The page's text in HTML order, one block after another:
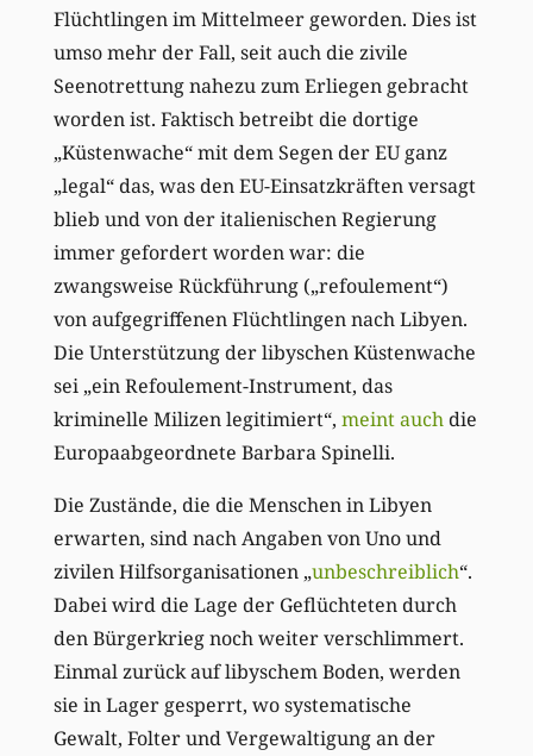
Flüchtlingen im Mittelmeer geworden. Dies ist
umso mehr der Fall, seit auch die zivile
Seenotrettung nahezu zum Erliegen gebracht
worden ist. Faktisch betreibt die dortige
„Küstenwache“ mit dem Segen der EU ganz
„legal“ das, was den EU-Einsatzkräften versagt
blieb und von der italienischen Regierung
immer gefordert worden war: die
zwangsweise Rückführung („refoulement“)
von aufgegriffenen Flüchtlingen nach Libyen.
Die Unterstützung der libyschen Küstenwache
sei „ein Refoulement-Instrument, das
kriminelle Milizen legitimiert“, meint auchdie
Europaabgeordnete Barbara Spinelli.
Die Zustände, die die Menschen in Libyen
erwarten, sind nach Angaben von Uno und
zivilen Hilfsorganisationen „unbeschreiblich“.
Dabei wird die Lage der Geflüchteten durch
den Bürgerkrieg noch weiter verschlimmert.
Einmal zurück auf libyschem Boden, werden
sie in Lager gesperrt, wo systematische
Gewalt, Folter und Vergewaltigung an der